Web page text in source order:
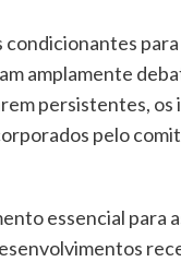
amplamente
persistentes,
pelo
essencial para